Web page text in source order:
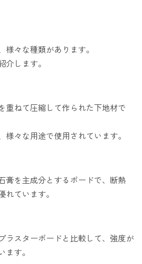
々な種類があります。
します。
重ねて圧縮して作られた下地材で
様々な用途で使用されています。
膏を主成分とするボードで、断熱
ています。
ラスターボードと比較して、強度が
す。